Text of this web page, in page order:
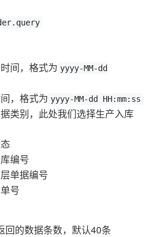
间，格式为 yyyy-MM-dd
，格式为 yyyy-MM-dd HH:mm:ss
类别，此处我们选择生产入库
编号
单据编号
号
回的数据条数，默认40条